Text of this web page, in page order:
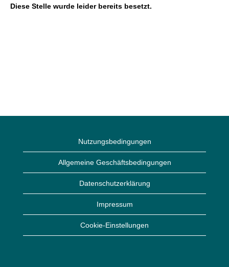
Diese Stelle wurde leider bereits besetzt.
Nutzungsbedingungen
Allgemeine Geschäftsbedingungen
Datenschutzerklärung
Impressum
Cookie-Einstellungen